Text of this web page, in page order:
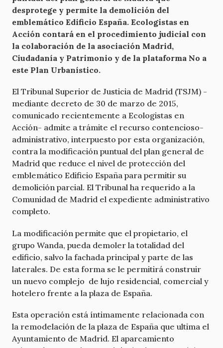
desprotege y permite la demolición del
emblemático Edificio España. Ecologistas en
Acción contará en el procedimiento judicial con
la colaboración de la asociación Madrid,
Ciudadanía y Patrimonio y de la plataforma No a
este Plan Urbanístico.
El Tribunal Superior de Justicia de Madrid (TSJM) -
mediante decreto de 30 de marzo de 2015,
comunicado recientemente a Ecologistas en
Acción- admite a trámite el recurso contencioso-
administrativo, interpuesto por esta organización,
contra la modificación puntual del plan general de
Madrid que reduce el nivel de protección del
emblemático Edificio España para permitir su
demolición parcial. El Tribunal ha requerido a la
Comunidad de Madrid el expediente administrativo
completo.
La modificación permite que el propietario, el
grupo Wanda, pueda demoler la totalidad del
edificio, salvo la fachada principal y parte de las
laterales. De esta forma se le permitirá construir
un nuevo complejo de lujo residencial, comercial y
hotelero frente a la plaza de España.
Esta operación está íntimamente relacionada con
la remodelación de la plaza de España que ultima el
Ayuntamiento de Madrid. El aparcamiento